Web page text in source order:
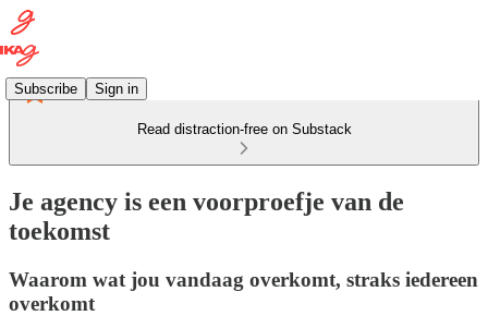
Subscribe Sign in
Read distraction-free on Substack
Je agency is een voorproefje van de
toekomst
Waarom wat jou vandaag overkomt, straks iedereen
overkomt